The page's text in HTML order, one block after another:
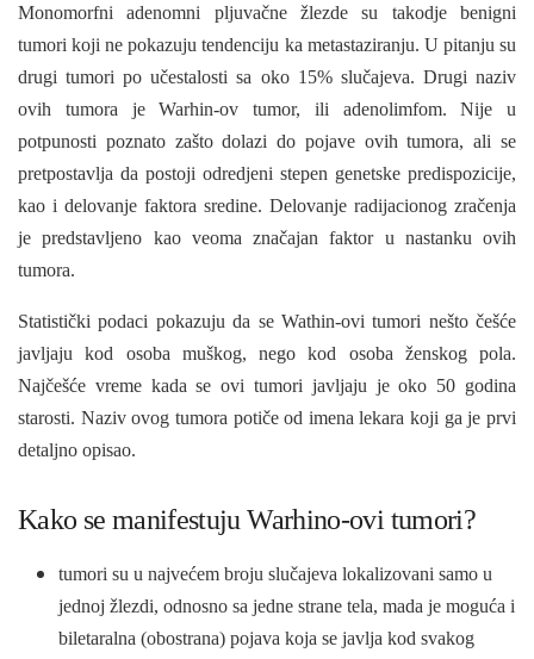
Monomorfni adenomni pljuvačne žlezde su takodje benigni
tumori koji ne pokazuju tendenciju ka metastaziranju. U pitanju su
drugi tumori po učestalosti sa oko 15% slučajeva. Drugi naziv
ovih tumora je Warhin-ov tumor, ili adenolimfom. Nije u
potpunosti poznato zašto dolazi do pojave ovih tumora, ali se
pretpostavlja da postoji odredjeni stepen genetske predispozicije,
kao i delovanje faktora sredine. Delovanje radijacionog zračenja
je predstavljeno kao veoma značajan faktor u nastanku ovih
tumora.
Statistički podaci pokazuju da se Wathin-ovi tumori nešto češće
javljaju kod osoba muškog, nego kod osoba ženskog pola.
Najčešće vreme kada se ovi tumori javljaju je oko 50 godina
starosti. Naziv ovog tumora potiče od imena lekara koji ga je prvi
detaljno opisao.
Kako se manifestuju Warhino-ovi tumori?
tumori su u najvećem broju slučajeva lokalizovani samo u
jednoj žlezdi, odnosno sa jedne strane tela, mada je moguća i
biletaralna (obostrana) pojava koja se javlja kod svakog